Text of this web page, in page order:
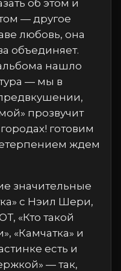
об этом и
— другое
любовь, она
объединяет.
нашло
— мы в
прозвучит
готовим
ждем
значительные
с Нэил Шери,
«Кто такой
«Камчатка» и
есть и
— так,